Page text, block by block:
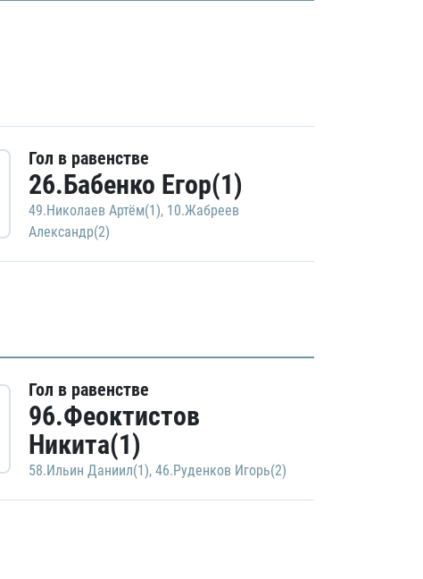
Гол в равенстве
26.Бабенко Егор(1)
49.Николаев Артём(1), 10.Жабреев
Александр(2)
Гол в равенстве
96.Феоктистов
Никита(1)
58.Ильин Даниил(1), 46.Руденков Игорь(2)